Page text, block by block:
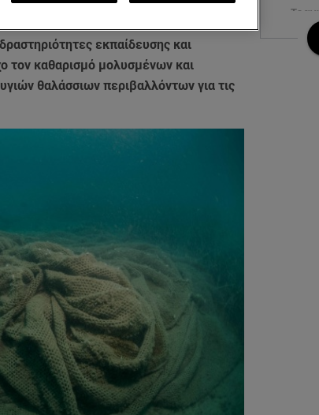
Στοχεύοντας σε εγκαταλελειμμένα
εκπαίδευσης και
τον καθαρισμό μολυσμένων και
θαλάσσιων περιβαλλόντων για τις